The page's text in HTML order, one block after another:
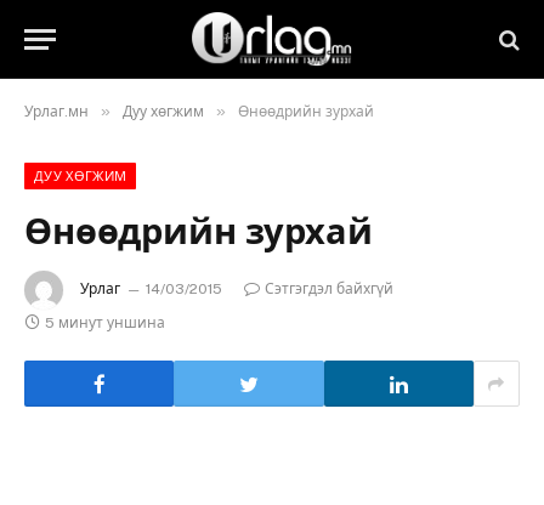
Урлаг.мн » Дуу хөгжим » Өнөөдрийн зурхай
ДУУ ХӨГЖИМ
Өнөөдрийн зурхай
Урлаг 14/03/2015
Сэтгэгдэл байхгүй
5 минут уншина